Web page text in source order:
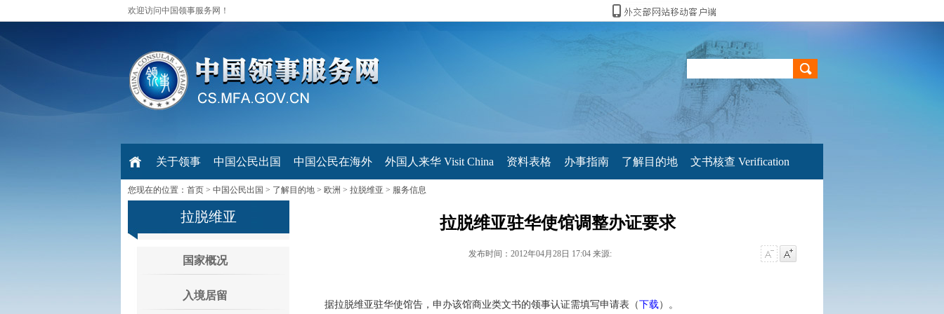
欢迎访问中国领事服务网！
关于领事 中国公民出国 中国公民在海外 外国人来华 Visit China 资料表格 办事指南 了解目的地 文书核查 Verification
您现在的位置： 首页 > 中国公民出国 > 了解目的地 > 欧洲 > 拉脱维亚 > 服务信息
拉脱维亚
国家概况
入境居留
拉脱维亚驻华使馆调整办证要求
发布时间：2012年04月28日 17:04 来源:
据拉脱维亚驻华使馆告，申办该馆商业类文书的领事认证需填写申请表（下载）。